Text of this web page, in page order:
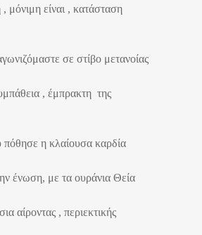
μόνιμη είναι , κατάσταση
σε στίβο μετανοίας
, έμπρακτη της
πόθησε η κλαίουσα καρδία
ένωση, με τα ουράνια Θεία
αίροντας , περιεκτικής